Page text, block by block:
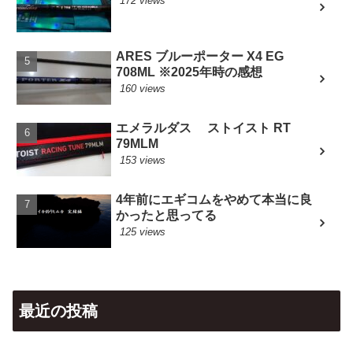
ARES ブルーポーター X4 EG
708ML ※2025年時の感想
160 views
エメラルダス ストイスト RT
79MLM
153 views
4年前にエギコムをやめて本当に良
かったと思ってる
125 views
最近の投稿